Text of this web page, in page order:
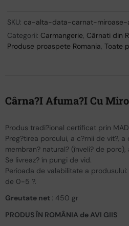
SKU: ca-alta-data-carnat-
Categorii: Carmangerie, Cârnati din
Produse proaspete Romania,Toate
Cârna?i Afuma?i Cu
Produs tradi?ional certificat prin
Preg?tirea porcului, a c?rnii de vit?,
membran? natural? (înveli? de
Se livreaz? în pungi de vid.
Perioada de valabilitate a
de 0-5 ?.
Greutate net : 450 gr
PRODUS ÎN ROMÂNIA de AVI GIIS